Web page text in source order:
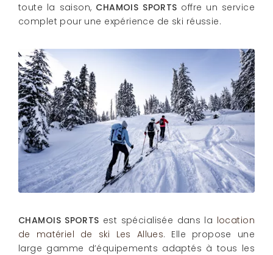
toute la saison, CHAMOIS SPORTS offre un service
complet pour une expérience de ski réussie.
CHAMOIS SPORTS est spécialisée dans la location
de matériel de ski Les Allues. Elle propose une
large gamme d’équipements adaptés à tous les